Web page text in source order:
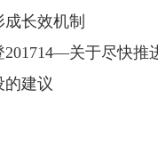
长效机制
关于尽快推
的建议